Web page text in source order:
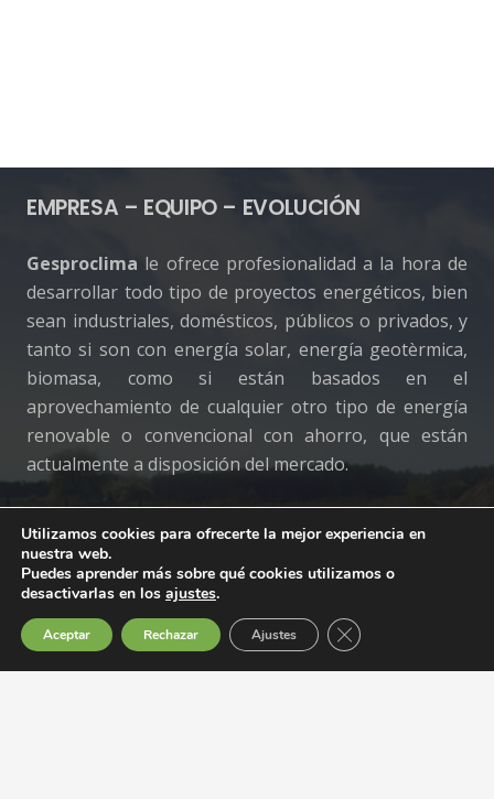
EMPRESA – EQUIPO – EVOLUCIÓN
Gesproclima le ofrece profesionalidad a la hora de
desarrollar todo tipo de proyectos energéticos, bien
sean industriales, domésticos, públicos o privados, y
tanto si son con energía solar, energía geotèrmica,
biomasa, como si están basados en el
aprovechamiento de cualquier otro tipo de energía
renovable o convencional con ahorro, que están
actualmente a disposición del mercado.
Apostamos por la Innovación.
Tecnología, experiencia y calidad.
Novedades:
Utilizamos cookies para ofrecerte la mejor experiencia en
nuestra web.
Puedes aprender más sobre qué cookies utilizamos o
desactivarlas en los ajustes.
Aceptar Rechazar Ajustes Cerrar el banner de